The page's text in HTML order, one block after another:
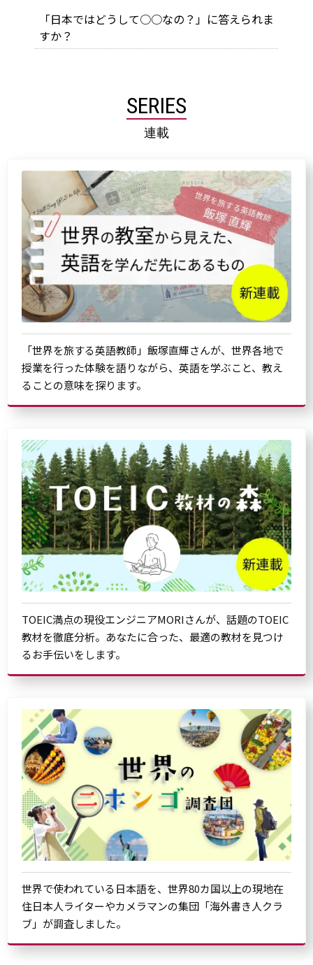
「日本ではどうして○○なの？」に答えられま
すか？
SERIES
連載
「世界を旅する英語教師」飯塚直輝さんが、世界各地で
授業を行った体験を語りながら、英語を学ぶこと、教え
ることの意味を探ります。
TOEIC満点の現役エンジニアMORIさんが、話題のTOEIC
教材を徹底分析。あなたに合った、最適の教材を見つけ
るお手伝いをします。
世界で使われている日本語を、世界80カ国以上の現地在
住日本人ライターやカメラマンの集団「海外書き人クラ
ブ」が調査しました。